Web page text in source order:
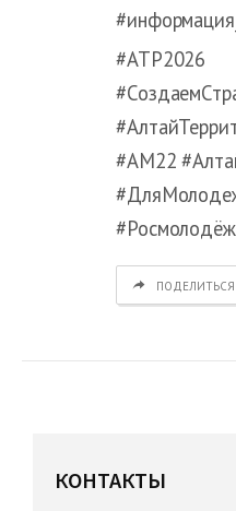
#АТР2026
#АМ22
ПОДЕЛИТЬСЯ
КОНТАКТЫ